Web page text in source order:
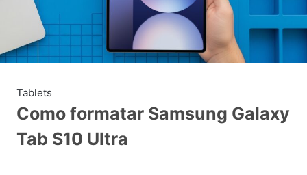
Tablets
Como formatar Samsung Galaxy
Tab S10 Ultra